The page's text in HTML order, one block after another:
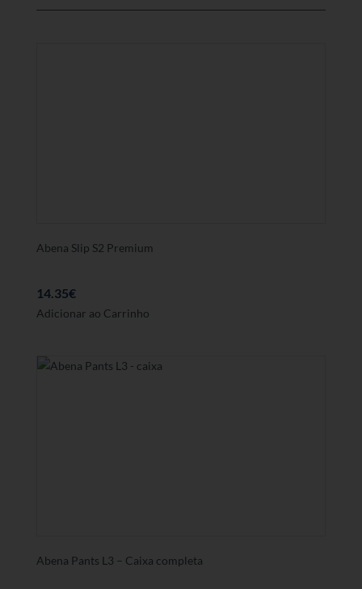
Abena Slip S2 Premium
14.35€
Adicionar ao Carrinho
Abena Pants L3 – Caixa completa